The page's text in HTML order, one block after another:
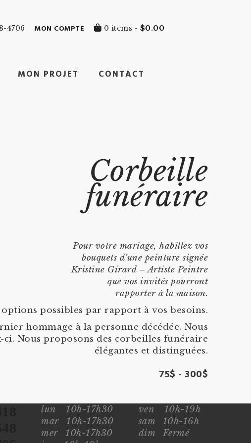
4706 MON COMPTE 0 items - $0.00
MON PROJET CONTACT
Corbeille
funéraire
Pour votre mariage, habillez vos
bouquets d’une peinture signée
Kristine Girard – Artiste Peintre
que vos invités pourront
rapporter à la maison.
possibles par rapport à vos besoins.
hommage à la personne décédée. Nous
Nous proposons des corbeilles funéraire
élégantes et distinguées.
75$ - 300$
lun
10h-17h30
mar
10h-17h30
mer
10h-17h30
ven
10h-19h
sam
10h-16h
dim
Fermé